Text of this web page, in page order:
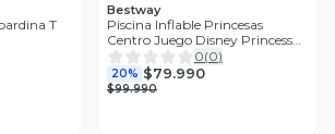
T
Bestway
Piscina Inflable Princesas
Centro Juego Disney Princess
221x193x140 Cm
0(0)
20% $79.990
$99.990